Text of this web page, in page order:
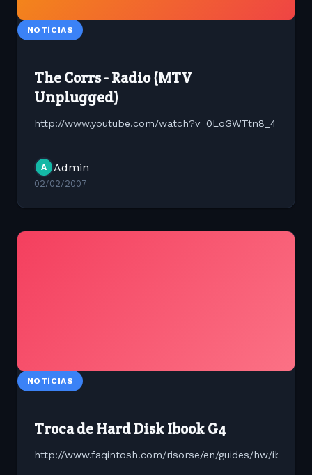
NOTÍCIAS
The Corrs - Radio (MTV
Unplugged)
http://www.youtube.com/watch?v=0LoGWTtn8_4
A Admin
02/02/2007
NOTÍCIAS
Troca de Hard Disk Ibook G4
http://www.faqintosh.com/risorse/en/guides/hw/ibook/